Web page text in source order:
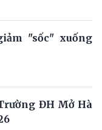
"sốc" xuống
ĐH Mở Hà